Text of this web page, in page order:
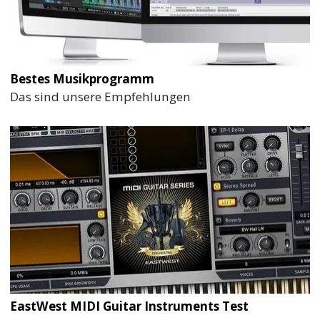
Bestes Musikprogramm
Das sind unsere Empfehlungen
EastWest MIDI Guitar Instruments Test